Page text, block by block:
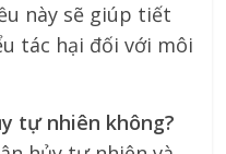
này sẽ giúp tiết
tác hại đối với môi
tự nhiên không?